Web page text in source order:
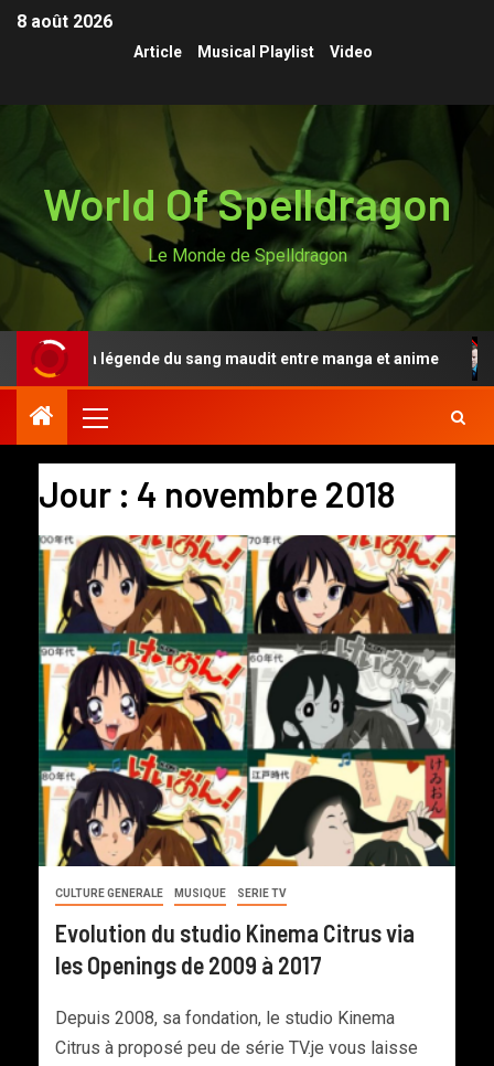
8 août 2026
Article Musical Playlist Video
World Of Spelldragon
Le Monde de Spelldragon
Anki, la légende du sang maudit entre manga et anime
Jour : 4 novembre 2018
CULTURE GENERALE MUSIQUE SERIE TV
Evolution du studio Kinema Citrus via
les Openings de 2009 à 2017
Depuis 2008, sa fondation, le studio Kinema
Citrus à proposé peu de série TV.je vous laisse